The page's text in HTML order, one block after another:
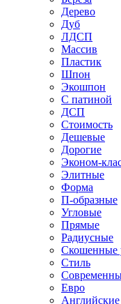
Дерево
Дуб
ЛДСП
Массив
Пластик
Шпон
Экошпон
С патиной
ДСП
Стоимость
Дешевые
Дорогие
Эконом-
Элитные
Форма
П-образные
Угловые
Прямые
Радиусные
Скошенные
Стиль
Евро
Английские